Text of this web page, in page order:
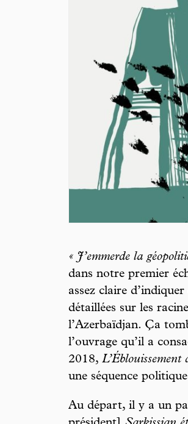
« J’emmerde la
dans notre premier
assez claire
détaillées sur les
l’Azerbaïdjan. Ça
l’ouvrage qu’il a
2018, L’Éblouissement
une séquence
Au départ, il y a un